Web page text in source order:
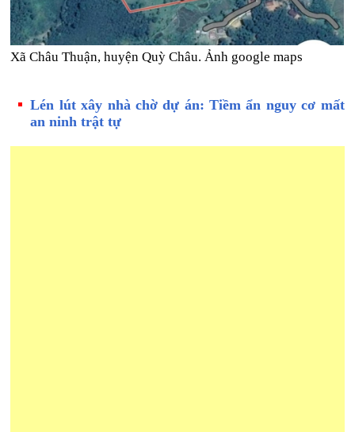
Xã Châu Thuận, huyện Quỳ Châu. Ảnh google maps
Lén lút xây nhà chờ dự án: Tiềm ẩn nguy cơ mất
an ninh trật tự